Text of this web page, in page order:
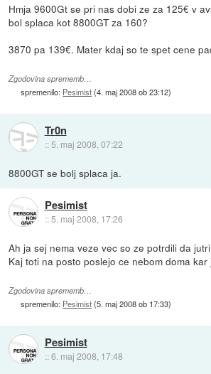
Hmja 9600Gt se pri nas dobi ze za 125€ v
bol splaca kot 8800GT za 160?
3870 pa 139€. Mater kdaj so te spet cene
Zgodovina sprememb…
spremenilo: Pesimist(4. maj 2008 ob 23:12)
Tr0n
:: 5. maj 2008, 07:22
8800GT se bolj splaca ja.
Pesimist
::5. maj 2008, 17:26
Ah ja sej nema veze vec so ze potrdili da
Kaj toti na posto poslejo ce nebom doma kar
Zgodovina sprememb…
spremenilo: Pesimist(5. maj 2008 ob 17:33)
Pesimist
::6. maj 2008, 17:48